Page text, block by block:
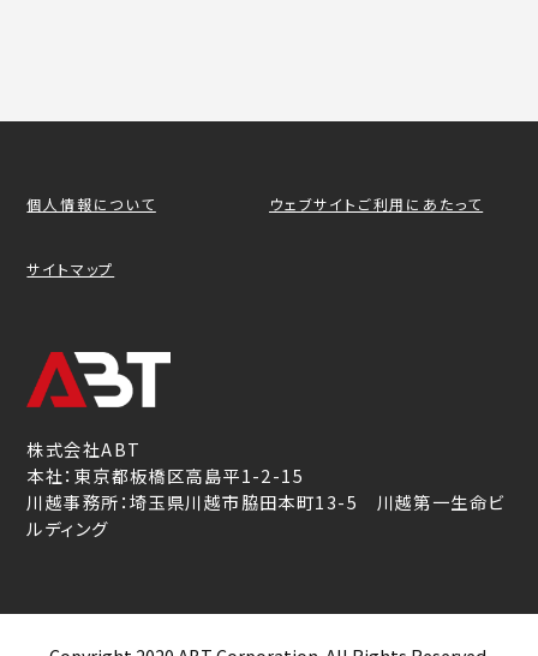
個人情報について ウェブサイトご利用にあたって
サイトマップ
株式会社ABT
本社：東京都板橋区高島平1-2-15
川越事務所：埼玉県川越市脇田本町13-5 川越第一生命ビ
ルディング